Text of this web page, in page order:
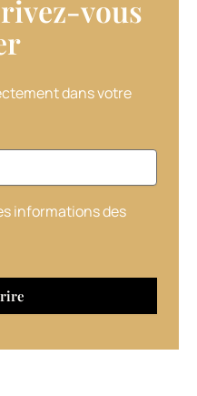
vous
dans votre
informations des